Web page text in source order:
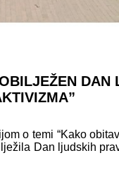
DAN
o temi “Kako
Dan ljudskih